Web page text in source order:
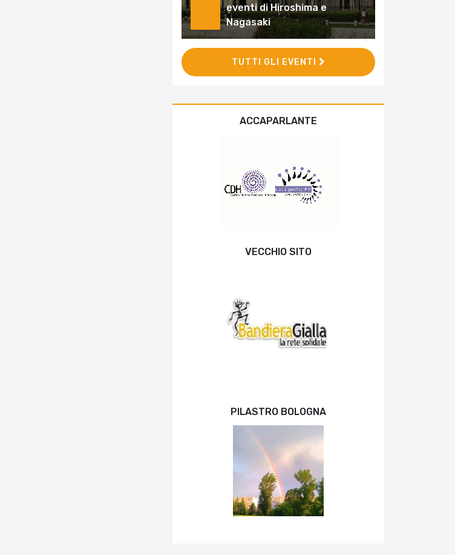
eventi di Hiroshima e
Nagasaki
TUTTI GLI EVENTI
ACCAPARLANTE
VECCHIO SITO
PILASTRO BOLOGNA